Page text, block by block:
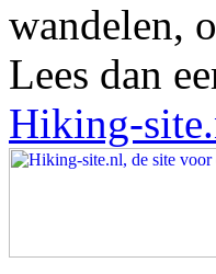
wandelen,
Lees dan
Hiking-